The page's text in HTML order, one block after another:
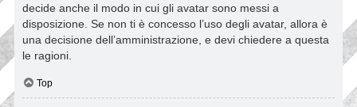
decide anche il modo in cui gli avatar sono messi a
disposizione. Se non ti è concesso l’uso degli avatar, allora è
una decisione dell’amministrazione, e devi chiedere a questa
le ragioni.
Top